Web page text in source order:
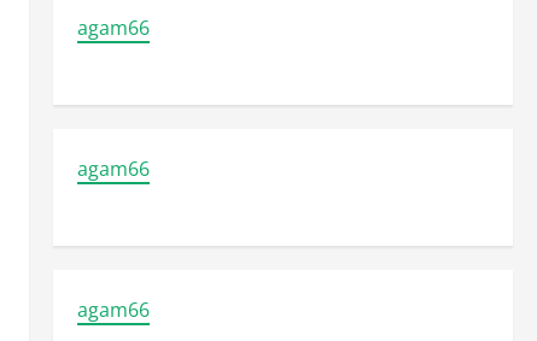
agam66
agam66
agam66